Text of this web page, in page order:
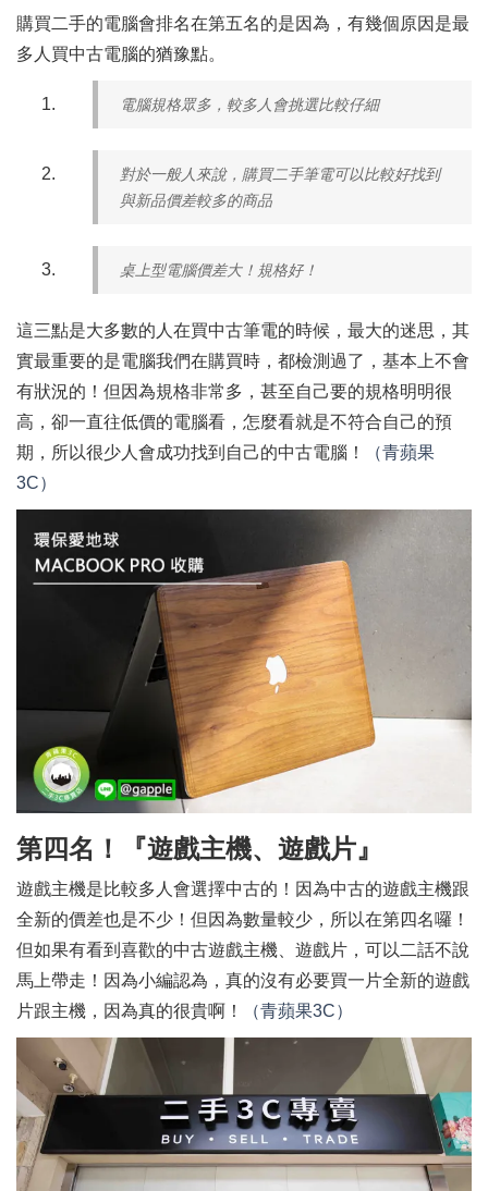
購買二手的電腦會排名在第五名的是因為，有幾個原因是最
多人買中古電腦的猶豫點。
電腦規格眾多，較多人會挑選比較仔細
對於一般人來說，購買二手筆電可以比較好找到
與新品價差較多的商品
桌上型電腦價差大！規格好！
這三點是大多數的人在買中古筆電的時候，最大的迷思，其
實最重要的是電腦我們在購買時，都檢測過了，基本上不會
有狀況的！但因為規格非常多，甚至自己要的規格明明很
高，卻一直往低價的電腦看，怎麼看就是不符合自己的預
期，所以很少人會成功找到自己的中古電腦！
（青蘋果
3C）
第四名！『遊戲主機、遊戲片』
遊戲主機是比較多人會選擇中古的！因為中古的遊戲主機跟
全新的價差也是不少！但因為數量較少，所以在第四名囉！
但如果有看到喜歡的中古遊戲主機、遊戲片，可以二話不說
馬上帶走！因為小編認為，真的沒有必要買一片全新的遊戲
片跟主機，因為真的很貴啊！
（青蘋果3C）